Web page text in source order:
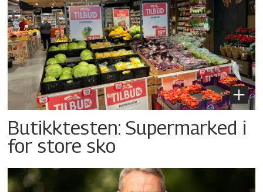
Butikktesten: Supermarked i
for store sko